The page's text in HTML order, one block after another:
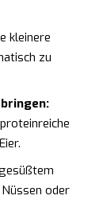
kleinere
zu
oder